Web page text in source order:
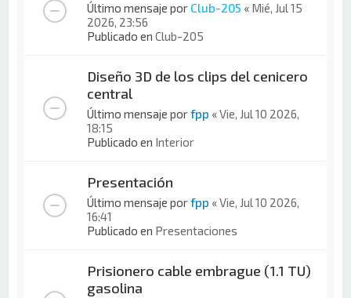
Último mensaje por Club-205 « Mié, Jul 15
2026, 23:56
Publicado enClub-205
Diseño 3D de los clips del cenicero
central
Último mensaje porfpp «Vie, Jul 10 2026,
18:15
Publicado en Interior
Presentación
Último mensaje porfpp «Vie, Jul 10 2026,
16:41
Publicado en Presentaciones
Prisionero cable embrague (1.1 TU)
gasolina